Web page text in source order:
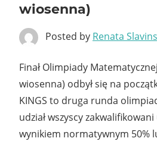
wiosenna)
Posted by Renata
Finał Olimpiady
wiosenna) odbył się na
KINGS to druga runda
udział wszyscy
wynikiem normatywnym 50%